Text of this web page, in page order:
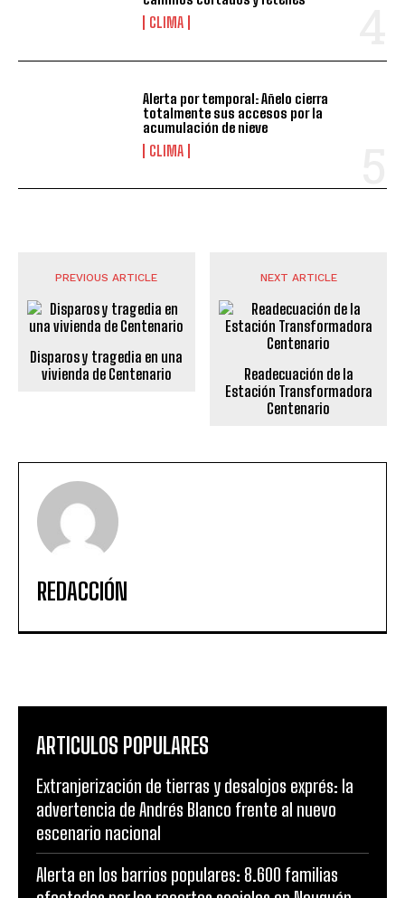
CLIMA
Alerta por temporal: Añelo cierra
totalmente sus accesos por la
acumulación de nieve
CLIMA
PREVIOUS ARTICLE
Disparos y tragedia en una
vivienda de Centenario
NEXT ARTICLE
Readecuación de la
Estación Transformadora
Centenario
REDACCIÓN
ARTICULOS POPULARES
Extranjerización de tierras y desalojos exprés: la
advertencia de Andrés Blanco frente al nuevo
escenario nacional
Alerta en los barrios populares: 8.600 familias